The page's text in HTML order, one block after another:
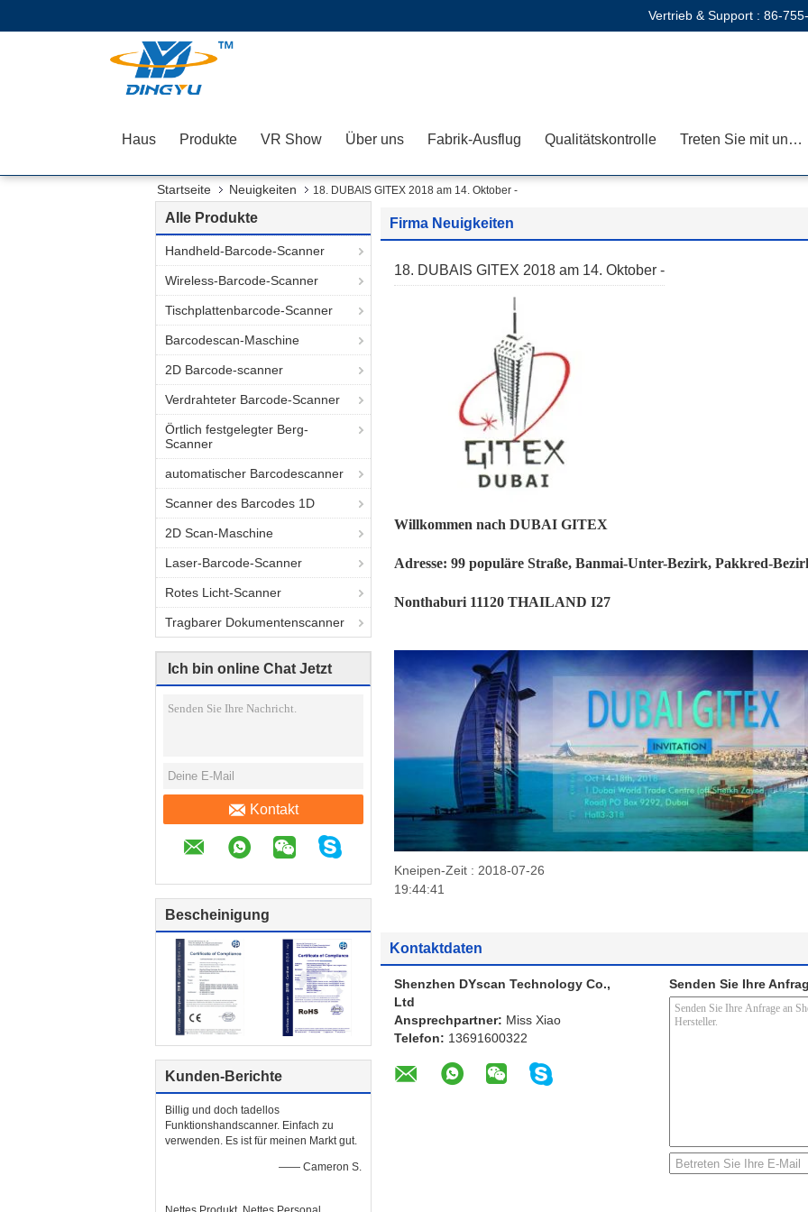
Vertrieb & Support : 86-
Haus Produkte VR Show Über uns Fabrik-Ausflug Qualitätskontrolle Treten Sie mit uns in Verbindung
Startseite Neuigkeiten 18. DUBAIS GITEX 2018 am 14. Oktober -
Alle Produkte
Handheld-Barcode-Scanner
Wireless-Barcode-Scanner
Tischplattenbarcode-Scanner
Barcodescan-Maschine
2D Barcode-scanner
Verdrahteter Barcode-Scanner
Örtlich festgelegter Berg-
Scanner
automatischer Barcodescanner
Scanner des Barcodes 1D
2D Scan-Maschine
Laser-Barcode-Scanner
Rotes Licht-Scanner
Tragbarer Dokumentenscanner
Ich bin online Chat Jetzt
Kontakt
Bescheinigung
Kunden-Berichte
Billig und doch tadellos
Funktionshandscanner. Einfach zu
verwenden. Es ist für meinen Markt gut.
—— Cameron S.
Firma Neuigkeiten
18. DUBAIS GITEX 2018 am 14. Oktober -
Willkommen nach DUBAI GITEX
Adresse: 99 populäre Straße, Banmai-Unter-Bezirk, Pakkred-
Nonthaburi 11120 THAILAND I27
Kneipen-Zeit : 2018-07-26
19:44:41
Kontaktdaten
Shenzhen DYscan Technology Co.,
Ltd
Ansprechpartner: Miss Xiao
Telefon: 13691600322
Senden Sie Ihre